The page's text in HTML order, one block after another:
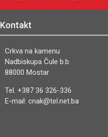
Kontakt
Crkva na kamenu
Nadbiskupa Čule b.b.
88000 Mostar
Tel. +387 36 326-336
E-mail: cnak@tel.net.ba